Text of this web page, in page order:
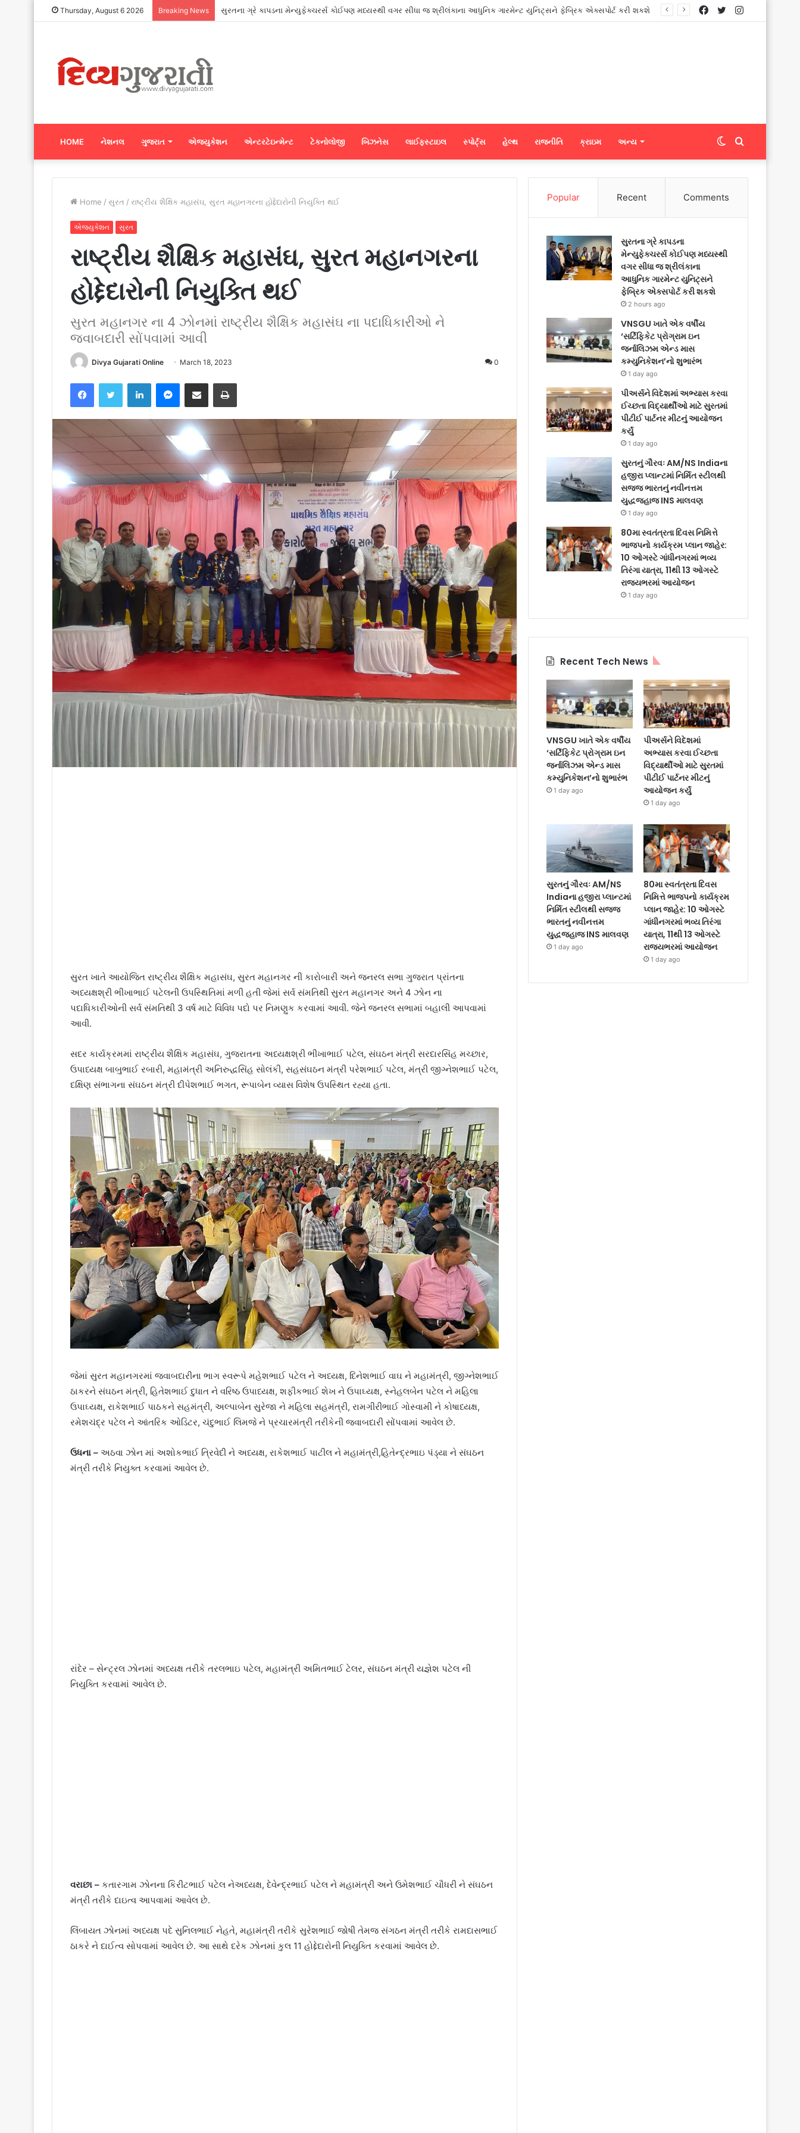
Thursday, August 6 2026 Breaking News VNSGU ખાતે એક વર્ષીય ‘સર્ટિફિકેટ પ્રોગ્રામ ઇન જર્નાલિઝમ એન્ડ માસ કમ્યુનિકેશન’નો શુભારંભ Instagram
Twitter
Facebook
HOME નેશનલ ગુજરાત એજ્યુકેશન એન્ટરટેઇન્મેન્ટ ટેકનોલોજી બિઝનેસ લાઈફસ્ટાઇલ સ્પોર્ટ્સ હેલ્થ રાજનીતિ ક્રાઇમ અન્ય Search
for
Switch
skin
Home / સુરત / રાષ્ટ્રીય શૈક્ષિક મહાસંઘ, સુરત મહાનગરના હોદ્દેદારોની નિયુક્તિ થઈ
એજ્યુકેશન સુરત
રાષ્ટ્રીય શૈક્ષિક મહાસંઘ, સુરત મહાનગરના
હોદ્દેદારોની નિયુક્તિ થઈ
સુરત મહાનગર ના 4 ઝોનમાં રાષ્ટ્રીય શૈક્ષિક મહાસંઘ ના પદાધિકારીઓ ને
જવાબદારી સોંપવામાં આવી
Divya Gujarati Online March 18, 2023 0
FacebookTwitter LinkedInMessenger
Share via Email Print
સુરત ખાતે આયોજિત રાષ્ટ્રીય શૈક્ષિક મહાસંઘ, સુરત મહાનગર ની કારોબારી અને જનરલ સભા ગુજરાત પ્રાંતના
અધ્યક્ષશ્રી ભીખાભાઈ પટેલની ઉપસ્થિતિમાં મળી હતી જેમાં સર્વ સંમતિથી સુરત મહાનગર અને 4 ઝોન ના
પદાધિકારીઓની સર્વ સંમતિથી 3 વર્ષ માટે વિવિધ પદો પર નિમણુક કરવામાં આવી. જેને જનરલ સભામાં બહાલી આપવામાં
આવી.
સદર કાર્યક્રમમાં રાષ્ટ્રીય શૈક્ષિક મહાસંઘ, ગુજરાતના અધ્યક્ષશ્રી ભીખાભાઈ પટેલ, સંઘઠન મંત્રી સરદારસિંહ મચ્છાર,
ઉપાધ્યક્ષ બાબુભાઈ રબારી, મહામંત્રી અનિરુદ્ધસિંહ સોલંકી, સહસંઘઠન મંત્રી પરેશભાઈ પટેલ, મંત્રી જીગ્નેશભાઈ પટેલ,
દક્ષિણ સંભાગના સંઘઠન મંત્રી દીપેશભાઈ ભગત, રૂપાબેન વ્યાસ વિશેષ ઉપસ્થિત રહ્યા હતા.
જેમાં સુરત મહાનગરમાં જવાબદારીના ભાગ સ્વરૂપે મહેશભાઈ પટેલ ને અધ્યક્ષ, દિનેશભાઈ વાઘ ને મહામંત્રી, જીગ્નેશભાઈ
ઠાકરને સંઘઠન મંત્રી, હિતેશભાઈ દુધાત ને વરિષ્ઠ ઉપાધ્યક્ષ, શફીકભાઈ શેખ ને ઉપાઘ્યક્ષ, સ્નેહલબેન પટેલ ને મહિલા
ઉપાઘ્યક્ષ, રાકેશભાઈ પાઠકને સહમંત્રી, અલ્પાબેન સુરેજા ને મહિલા સહમંત્રી, રામગીરીભાઈ ગોસ્વામી ને કોષાધ્યક્ષ,
રમેશચંદ્ર પટેલ ને આંતરિક ઓડિટર, ચંદુભાઈ લિમજે ને પ્રચારમંત્રી તરીકેની જવાબદારી સોંપવામાં આવેલ છે.
ઉધના – અઠવા ઝોન માં અશોકભાઈ ત્રિવેદી ને અધ્યક્ષ, રાકેશભાઈ પાટીલ ને મહામંત્રી,હિતેન્દ્રભાઇ પંડ્યા ને સંઘઠન
મંત્રી તરીકે નિયુક્ત કરવામાં આવેલ છે.
રાંદેર – સેન્ટ્રલ ઝોનમાં અધ્યક્ષ તરીકે તરલભાઇ પટેલ, મહામંત્રી અમિતભાઈ ટેલર, સંઘઠન મંત્રી યજ્ઞેશ પટેલ ની
નિયુક્તિ કરવામાં આવેલ છે.
વરાછા – કતારગામ ઝોનના કિરીટભાઈ પટેલ નેઅધ્યક્ષ, દેવેન્દ્રભાઈ પટેલ ને મહામંત્રી અને ઉમેશભાઈ ચૌધરી ને સંઘઠન
મંત્રી તરીકે દાઇત્વ આપવામાં આવેલ છે.
લિંબાયત ઝોનમાં અધ્યક્ષ પદે સુનિલભાઈ નેહતે, મહામંત્રી તરીકે સુરેશભાઈ જોષી તેમજ સંગઠન મંત્રી તરીકે રામદાસભાઈ
ઠાકરે ને દાઈત્વ સોપવામાં આવેલ છે. આ સાથે દરેક ઝોનમાં કુલ 11 હોદ્દેદારોની નિયુક્તિ કરવામાં આવેલ છે.
Popular Recent Comments
સુરતના ગ્રે કાપડના
મેન્યુફેક્ચરર્સ કોઈપણ મધ્યસ્થી
વગર સીધા જ શ્રીલંકાના
આધુનિક ગારમેન્ટ યુનિટ્સને
ફેબ્રિક એક્સપોર્ટ કરી શકશે
2 hours ago
VNSGU ખાતે એક વર્ષીય
‘સર્ટિફિકેટ પ્રોગ્રામ ઇન
જર્નાલિઝમ એન્ડ માસ
કમ્યુનિકેશન’નો શુભારંભ
1 day ago
પીઅર્સને વિદેશમાં અભ્યાસ કરવા
ઈચ્છતા વિદ્યાર્થીઓ માટે સુરતમાં
પીટીઈ પાર્ટનર મીટનું આયોજન
કર્યું
1 day ago
સુરતનું ગૌરવઃ AM/NS Indiaના
હજીરા પ્લાન્ટમાં નિર્મિત સ્ટીલથી
સજ્જ ભારતનું નવીનત્તમ
યુદ્ધજહાજ INS માલવણ
1 day ago
80મા સ્વતંત્રતા દિવસ નિમિત્તે
ભાજપનો કાર્યક્રમ પ્લાન જાહેર:
10 ઓગસ્ટે ગાંધીનગરમાં ભવ્ય
તિરંગા યાત્રા, 11થી 13 ઓગસ્ટે
રાજ્યભરમાં આયોજન
1 day ago
Recent Tech News
VNSGU ખાતે એક વર્ષીય
‘સર્ટિફિકેટ પ્રોગ્રામ ઇન
જર્નાલિઝમ એન્ડ માસ
કમ્યુનિકેશન’નો શુભારંભ
1 day ago
પીઅર્સને વિદેશમાં
અભ્યાસ કરવા ઈચ્છતા
વિદ્યાર્થીઓ માટે સુરતમાં
પીટીઈ પાર્ટનર મીટનું
આયોજન કર્યું
1 day ago
સુરતનું ગૌરવઃ AM/NS
Indiaના હજીરા પ્લાન્ટમાં
નિર્મિત સ્ટીલથી સજ્જ
ભારતનું નવીનત્તમ
યુદ્ધજહાજ INS માલવણ
1 day ago
80મા સ્વતંત્રતા દિવસ
નિમિત્તે ભાજપનો કાર્યક્રમ
પ્લાન જાહેર: 10 ઓગસ્ટે
ગાંધીનગરમાં ભવ્ય તિરંગા
યાત્રા, 11થી 13 ઓગસ્ટે
રાજ્યભરમાં આયોજન
1 day ago